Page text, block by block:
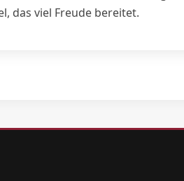
das viel Freude bereitet.